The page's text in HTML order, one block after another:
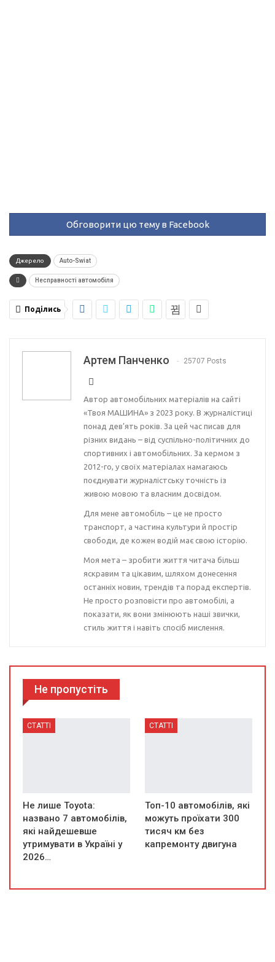
Обговорити цю тему в Facebook
Джерело Auto-Swiat
Несправності автомобіля
Поділись
Артем Панченко 25707 Posts
Автор автомобільних матеріалів на сайті
«Твоя МАШИНА» з 2023 року. В журналістиці
понад дев’ять років. За цей час писав для
різних видань – від суспільно-політичних до
спортивних і автомобільних. За кермом з
2012-го, у своїх матеріалах намагаюсь
поєднувати журналістську точність із
живою мовою та власним досвідом.
Для мене автомобіль – це не просто
транспорт, а частина культури й простір
свободи, де кожен водій має свою історію.
Моя мета – зробити життя читача більш
яскравим та цікавим, шляхом донесення
останніх новин, трендів та порад експертів.
Не просто розповісти про автомобілі, а
показати, як вони змінюють наші звички,
стиль життя і навіть спосіб мислення.
Не пропустіть
СТАТТІ
Не лише Toyota:
названо 7 автомобілів,
які найдешевше
утримувати в Україні у
2026…
СТАТТІ
Топ-10 автомобілів, які
можуть проїхати 300
тисяч км без
капремонту двигуна